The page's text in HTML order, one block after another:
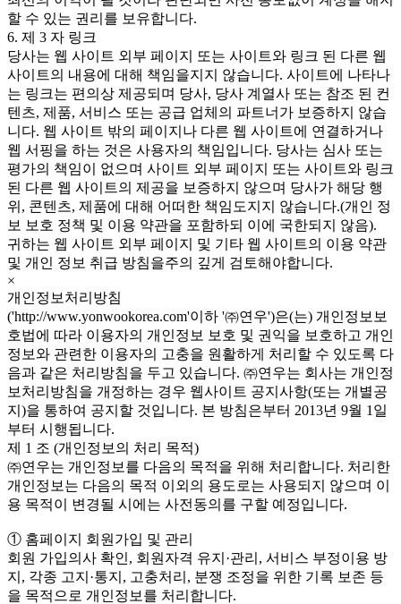
할 수 있는 권리를 보유합니다.
6. 제 3 자 링크
당사는 웹 사이트 외부 페이지 또는 사이트와 링크 된 다른 웹
사이트의 내용에 대해 책임을지지 않습니다. 사이트에 나타나
는 링크는 편의상 제공되며 당사, 당사 계열사 또는 참조 된 컨
텐츠, 제품, 서비스 또는 공급 업체의 파트너가 보증하지 않습
니다. 웹 사이트 밖의 페이지나 다른 웹 사이트에 연결하거나
웹 서핑을 하는 것은 사용자의 책임입니다. 당사는 심사 또는
평가의 책임이 없으며 사이트 외부 페이지 또는 사이트와 링크
된 다른 웹 사이트의 제공을 보증하지 않으며 당사가 해당 행
위, 콘텐츠, 제품에 대해 어떠한 책임도지지 않습니다.(개인 정
보 보호 정책 및 이용 약관을 포함하되 이에 국한되지 않음).
귀하는 웹 사이트 외부 페이지 및 기타 웹 사이트의 이용 약관
및 개인 정보 취급 방침을주의 깊게 검토해야합니다.
×
개인정보처리방침
('http://www.yonwookorea.com'이하 '㈜연우')은(는) 개인정보보
호법에 따라 이용자의 개인정보 보호 및 권익을 보호하고 개인
정보와 관련한 이용자의 고충을 원활하게 처리할 수 있도록 다
음과 같은 처리방침을 두고 있습니다. ㈜연우는 회사는 개인정
보처리방침을 개정하는 경우 웹사이트 공지사항(또는 개별공
지)을 통하여 공지할 것입니다. 본 방침은부터 2013년 9월 1일
부터 시행됩니다.
제 1 조 (개인정보의 처리 목적)
㈜연우는 개인정보를 다음의 목적을 위해 처리합니다. 처리한
개인정보는 다음의 목적 이외의 용도로는 사용되지 않으며 이
용 목적이 변경될 시에는 사전동의를 구할 예정입니다.
① 홈페이지 회원가입 및 관리
회원 가입의사 확인, 회원자격 유지·관리, 서비스 부정이용 방
지, 각종 고지·통지, 고충처리, 분쟁 조정을 위한 기록 보존 등
을 목적으로 개인정보를 처리합니다.